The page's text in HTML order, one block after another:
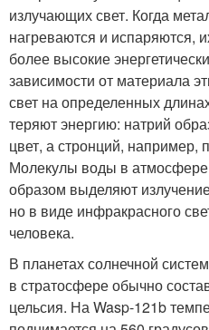
излучающих свет. Когда
нагреваются и испаряются,
более высокие
зависимости от материала
свет на определенных
теряют энергию: натрий
цвет, а стронций, например,
Молекулы воды в
образом выделяют
но в виде инфракрасного
человека.
В планетах солнечной
в стратосфере обычно
цельсия. На Wasp-121b